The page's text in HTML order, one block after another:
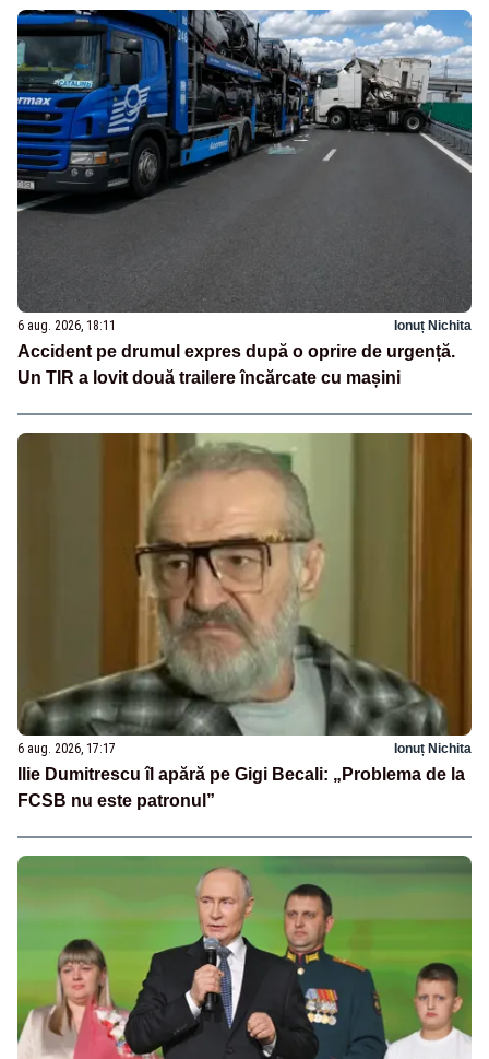
6 aug. 2026, 18:11 Ionuț Nichita
Accident pe drumul expres după o oprire de urgență.
Un TIR a lovit două trailere încărcate cu mașini
6 aug. 2026, 17:17 Ionuț Nichita
Ilie Dumitrescu îl apără pe Gigi Becali: „Problema de la
FCSB nu este patronul”